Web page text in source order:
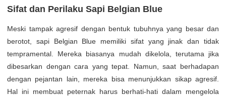
Sifat dan Perilaku Sapi Belgian Blue
Meski tampak agresif dengan bentuk tubuhnya yang besar dan
berotot, sapi Belgian Blue memiliki sifat yang jinak dan tidak
tempramental. Mereka biasanya mudah dikelola, terutama jika
dibesarkan dengan cara yang tepat. Namun, saat berhadapan
dengan pejantan lain, mereka bisa menunjukkan sikap agresif.
Hal ini membuat peternak harus berhati-hati dalam mengelola